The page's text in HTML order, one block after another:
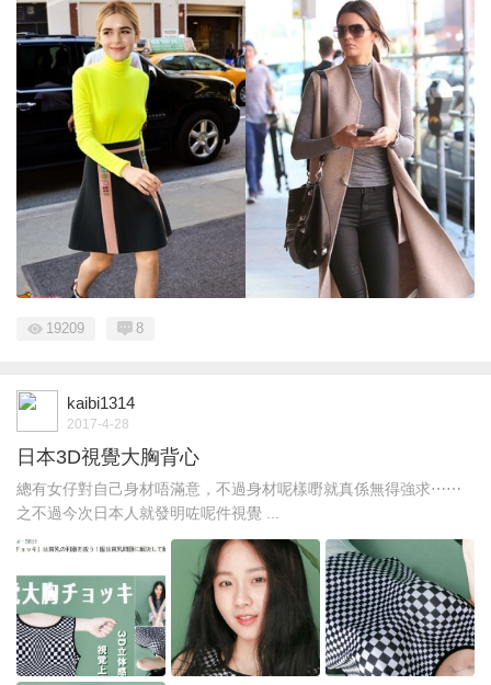
19209 8
kaibi1314
2017-4-28
日本3D視覺大胸背心
總有女仔對自己身材唔滿意，不過身材呢樣嘢就真係無得強求⋯⋯
之不過今次日本人就發明咗呢件視覺 ...